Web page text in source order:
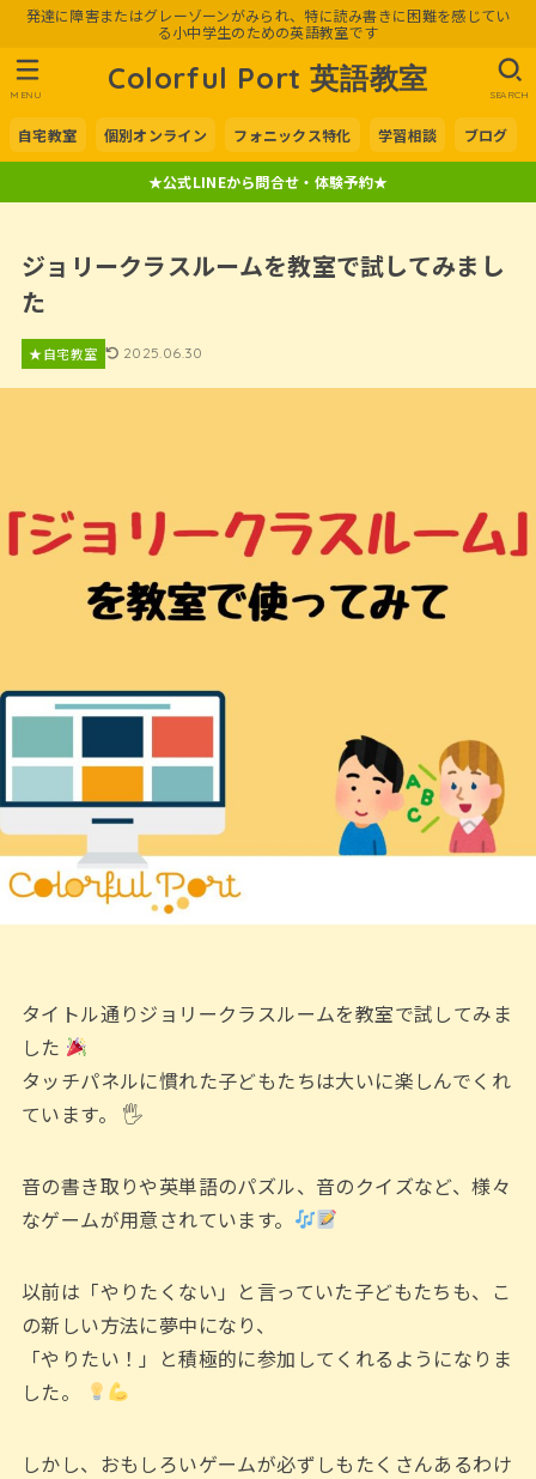
発達に障害またはグレーゾーンがみられ、特に読み書きに困難を感じてい
る小中学生のための英語教室です
Colorful Port 英語教室
自宅教室 個別オンライン フォニックス特化 学習相談 ブログ
SEARCH
MENU
★公式LINEから問合せ・体験予約★
ジョリークラスルームを教室で試してみまし
た
★自宅教室 2025.06.30
タイトル通りジョリークラスルームを教室で試してみま
した
タッチパネルに慣れた子どもたちは大いに楽しんでくれ
ています。 🖐️
音の書き取りや英単語のパズル、音のクイズなど、様々
なゲームが用意されています。
以前は「やりたくない」と言っていた子どもたちも、こ
の新しい方法に夢中になり、
「やりたい！」と積極的に参加してくれるようになりま
した。
しかし、おもしろいゲームが必ずしもたくさんあるわけ